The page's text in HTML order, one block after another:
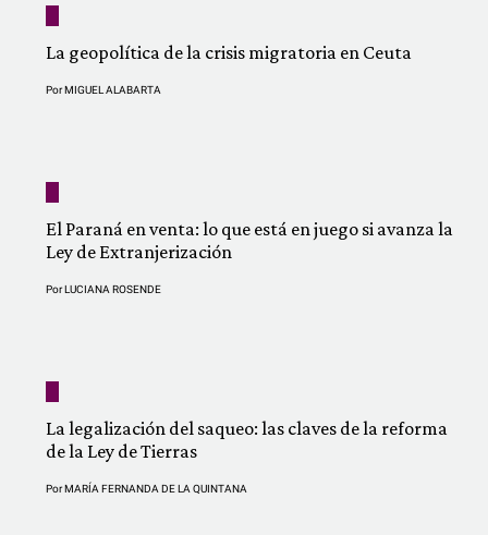
La geopolítica de la crisis migratoria en Ceuta
PorMIGUEL ALABARTA
El Paraná en venta: lo que está en juego si avanza la
Ley de Extranjerización
PorLUCIANA ROSENDE
La legalización del saqueo: las claves de la reforma
de la Ley de Tierras
PorMARÍA FERNANDA DE LA QUINTANA